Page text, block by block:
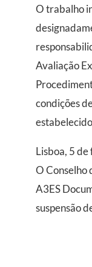
O trabalho
Avaliação
condições
Lisboa, 5
O Conselho
A3ES
suspensão